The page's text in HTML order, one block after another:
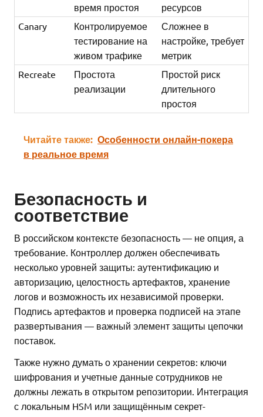
время простоя
ресурсов
Canary
Контролируемое
тестирование на
живом трафике
Сложнее в
настройке, требует
метрик
Recreate
Простота
реализации
Простой риск
длительного
простоя
Читайте также: Особенности онлайн-покера
в реальное время
Безопасность и
соответствие
В российском контексте безопасность — не опция, а
требование. Контроллер должен обеспечивать
несколько уровней защиты: аутентификацию и
авторизацию, целостность артефактов, хранение
логов и возможность их независимой проверки.
Подпись артефактов и проверка подписей на этапе
развертывания — важный элемент защиты цепочки
поставок.
Также нужно думать о хранении секретов: ключи
шифрования и учетные данные сотрудников не
должны лежать в открытом репозитории. Интеграция
с локальным HSM или защищённым секрет-